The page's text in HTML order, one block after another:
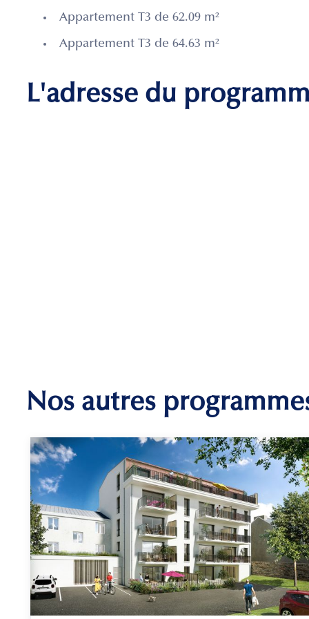
Appartement T3 de 62.09 m²
Appartement T3 de 64.63 m²
L'adresse du
Nos autres